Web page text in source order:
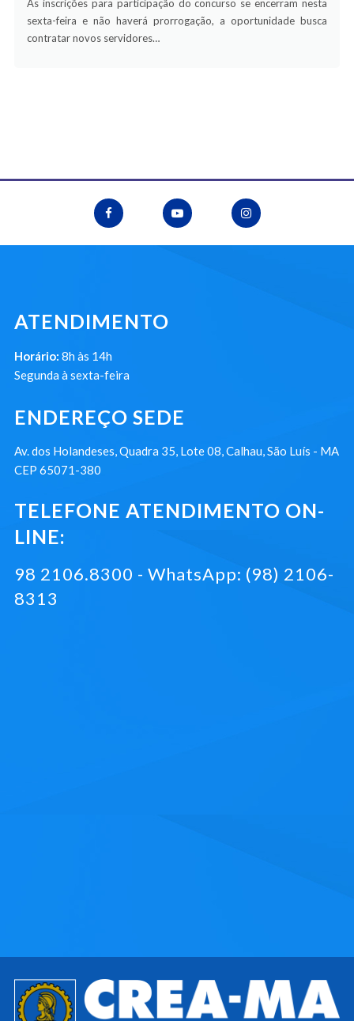
As inscrições para participação do concurso se encerram nesta
sexta-feira e não haverá prorrogação, a oportunidade busca
contratar novos servidores…
ATENDIMENTO
Horário: 8h às 14h
Segunda à sexta-feira
ENDEREÇO SEDE
Av. dos Holandeses, Quadra 35, Lote 08, Calhau, São Luís - MA
CEP 65071-380
TELEFONE ATENDIMENTO ON-
LINE:
98 2106.8300 - WhatsApp: (98) 2106-
8313